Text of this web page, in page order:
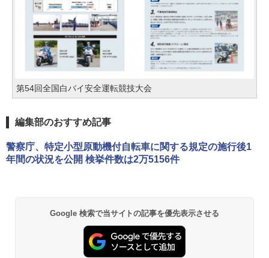
第54回全国白バイ安全運転競技大会
編集部のおすすめ記事
警察庁、特定小型原動機付自転車に関する規定の施行後1
年間の状況を公開 検挙件数は2万5156件
Google 検索で当サイトの記事を優先表示させる